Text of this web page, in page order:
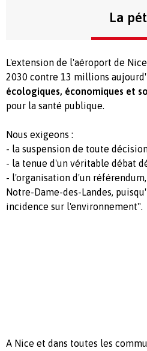
La
L'extension de l'aéroport de
2030 contre 13 millions
écologiques, économiques et
pour la santé publique.
Nous exigeons :
- la suspension de toute
- la tenue d'un véritable débat
- l'organisation d'un
Notre-Dame-des-Landes,
incidence sur l'environnement".
A Nice et dans toutes les